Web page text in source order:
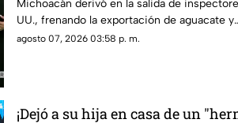
Michoacán derivó en la salida de
UU., frenando la exportación de aguacate y
provocando severas pérdidas.
agosto 07, 2026 03:58 p. m.
¡Dejó a su hija en casa de un